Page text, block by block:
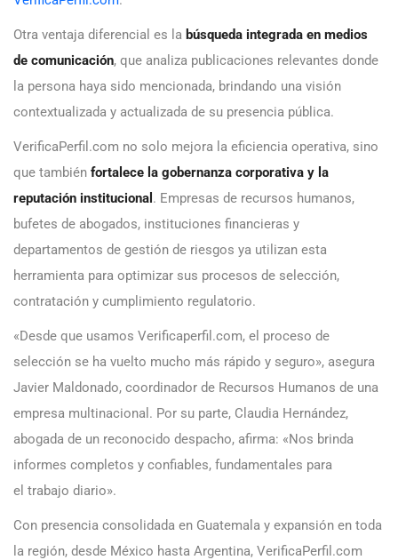
Otra ventaja diferencial es la búsqueda integrada en medios
de comunicación, que analiza publicaciones relevantes donde
la persona haya sido mencionada, brindando una visión
contextualizada y actualizada de su presencia pública.
VerificaPerfil.com no solo mejora la eficiencia operativa, sino
que también fortalece la gobernanza corporativa y la
reputación institucional . Empresas de recursos humanos,
bufetes de abogados, instituciones financieras y
departamentos de gestión de riesgos ya utilizan esta
herramienta para optimizar sus procesos de selección,
contratación y cumplimiento regulatorio.
«Desde que usamos Verificaperfil.com, el proceso de
selección se ha vuelto mucho más rápido y seguro», asegura
Javier Maldonado, coordinador de Recursos Humanos de una
empresa multinacional. Por su parte, Claudia Hernández,
abogada de un reconocido despacho, afirma: «Nos brinda
informes completos y confiables, fundamentales para
el trabajo diario».
Con presencia consolidada en Guatemala y expansión en toda
la región, desde México hasta Argentina, VerificaPerfil.com